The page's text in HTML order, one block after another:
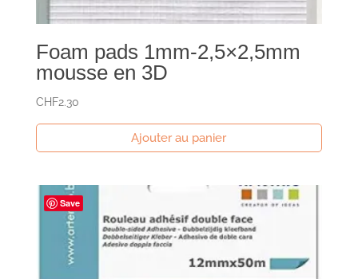
Foam pads 1mm-2,5×2,5mm
mousse en 3D
CHF2.30
Ajouter au panier
Save